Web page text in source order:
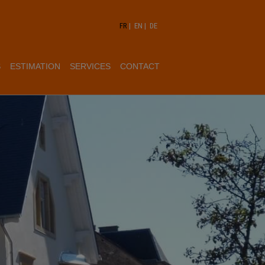
FR | EN | DE
ESTIMATION SERVICES CONTACT